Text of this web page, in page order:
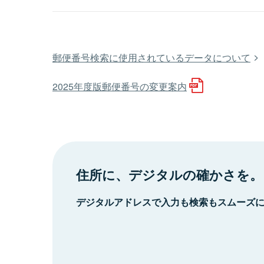
郵便番号検索に使用されているデータについて
2025年度版郵便番号の変更案内
住所に、デジタルの確かさを。
デジタルアドレスで入力も検索もスムーズ